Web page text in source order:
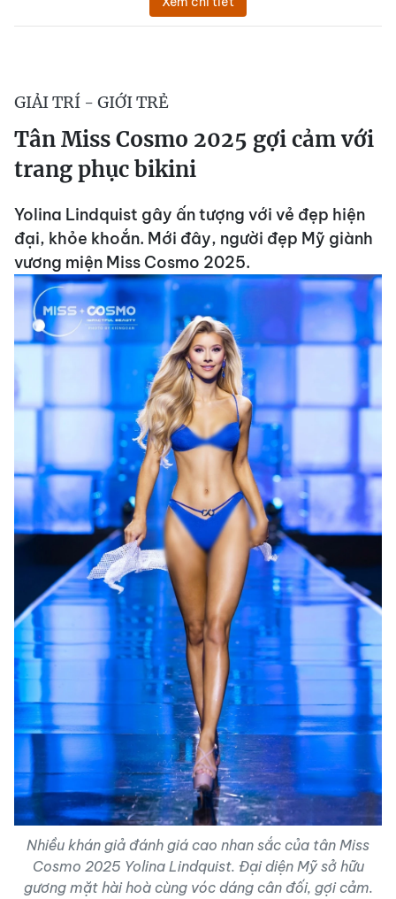
GIẢI TRÍ - GIỚI TRẺ
Tân Miss Cosmo 2025 gợi cảm với
trang phục bikini
Yolina Lindquist gây ấn tượng với vẻ đẹp hiện
đại, khỏe khoắn. Mới đây, người đẹp Mỹ giành
vương miện Miss Cosmo 2025.
Nhiều khán giả đánh giá cao nhan sắc của tân Miss
Cosmo 2025 Yolina Lindquist. Đại diện Mỹ sở hữu
gương mặt hài hoà cùng vóc dáng cân đối, gợi cảm.